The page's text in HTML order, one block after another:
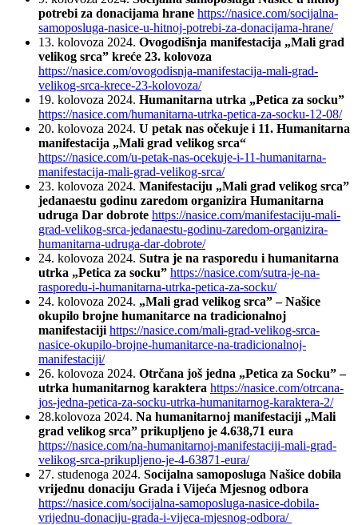
potrebi za donacijama hrane https://nasice.com/socijalna-
samoposluga-nasice-u-hitnoj-potrebi-za-donacijama-hrane/
13. kolovoza 2024. Ovogodišnja manifestacija „Mali grad
velikog srca” kreće 23. kolovoza
https://nasice.com/ovogodisnja-manifestacija-mali-grad-
velikog-srca-krece-23-kolovoza/
19. kolovoza 2024. Humanitarna utrka „Petica za socku”
https://nasice.com/humanitarna-utrka-petica-za-socku-12-08/
20. kolovoza 2024. U petak nas očekuje i 11. Humanitarna
manifestacija „Mali grad velikog srca“
https://nasice.com/u-petak-nas-ocekuje-i-11-humanitarna-
manifestacija-mali-grad-velikog-srca/
23. kolovoza 2024. Manifestaciju „Mali grad velikog srca”
jedanaestu godinu zaredom organizira Humanitarna
udruga Dar dobrote https://nasice.com/manifestaciju-mali-
grad-velikog-srca-jedanaestu-godinu-zaredom-organizira-
humanitarna-udruga-dar-dobrote/
24. kolovoza 2024. Sutra je na rasporedu i humanitarna
utrka „Petica za socku” https://nasice.com/sutra-je-na-
rasporedu-i-humanitarna-utrka-petica-za-socku/
24. kolovoza 2024. „Mali grad velikog srca” – Našice
okupilo brojne humanitarce na tradicionalnoj
manifestaciji https://nasice.com/mali-grad-velikog-srca-
nasice-okupilo-brojne-humanitarce-na-tradicionalnoj-
manifestaciji/
26. kolovoza 2024. Otrčana još jedna „Petica za Socku” –
utrka humanitarnog karaktera https://nasice.com/otrcana-
jos-jedna-petica-za-socku-utrka-humanitarnog-karaktera-2/
28.kolovoza 2024. Na humanitarnoj manifestaciji „Mali
grad velikog srca” prikupljeno je 4.638,71 eura
https://nasice.com/na-humanitarnoj-manifestaciji-mali-grad-
velikog-srca-prikupljeno-je-4-63871-eura/
27. studenoga 2024. Socijalna samoposluga Našice dobila
vrijednu donaciju Grada i Vijeća Mjesnog odbora
https://nasice.com/socijalna-samoposluga-nasice-dobila-
vrijednu-donaciju-grada-i-vijeca-mjesnog-odbora/